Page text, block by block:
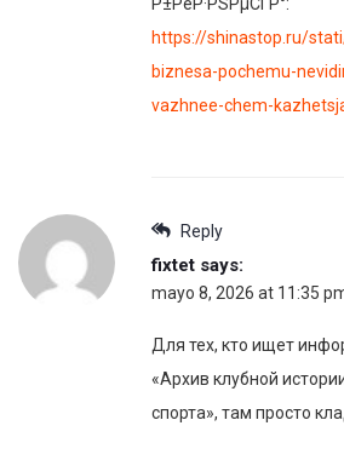
Р±РёР·РЅРµСЃР°:
https://shinastop.ru/
biznesa-pochemu-
vazhnee-chem-
Reply
fixtet says:
mayo 8, 2026 at 11:35
Для тех, кто ищет
«Архив клубной
спорта», там просто